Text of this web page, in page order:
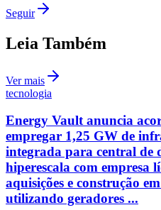
Seguir
Leia Também
Ver mais
tecnologia
Energy Vault anuncia
empregar 1,25 GW de
integrada para central de
hiperescala com empresa
aquisições e construção
utilizando geradores ...